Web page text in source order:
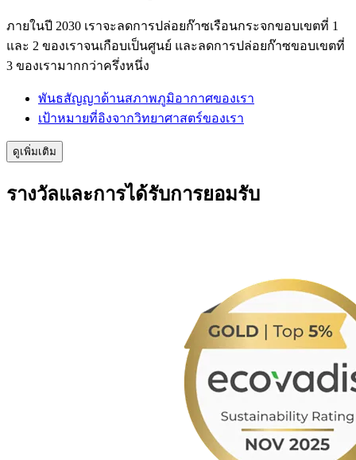
ภายในปี 2030 เราจะลดการปล่อยก๊าซเรือนกระจกขอบเขตที่ 1
และ 2 ของเราจนเกือบเป็นศูนย์ และลดการปล่อยก๊าซขอบเขตที่
3 ของเรามากกว่าครึ่งหนึ่ง
พันธสัญญาด้านสภาพภูมิอากาศของเรา
เป้าหมายที่อิงจากวิทยาศาสตร์ของเรา
ดูเพิ่มเติม
รางวัลและการได้รับการยอมรับ